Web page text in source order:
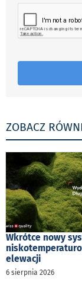
ZOBACZ
Wkrótce nowy
elewacji
6 sierpnia 2026